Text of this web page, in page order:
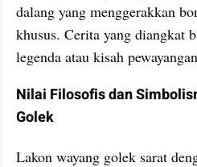
dalang yang menggerakkan
khusus. Cerita yang diangkat
legenda atau kisah
Nilai Filosofis dan
Golek
Lakon wayang golek sarat